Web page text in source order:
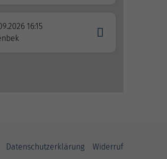
16:15
Datenschutzerklärung Widerruf